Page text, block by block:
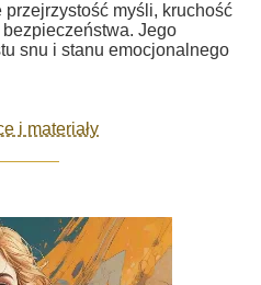
przejrzystość myśli, kruchość
Jego
snu i stanu emocjonalnego
i materiały